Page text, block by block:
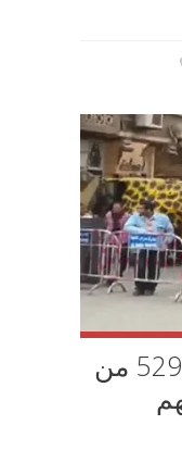
الحكم بالاعدام على 529 من